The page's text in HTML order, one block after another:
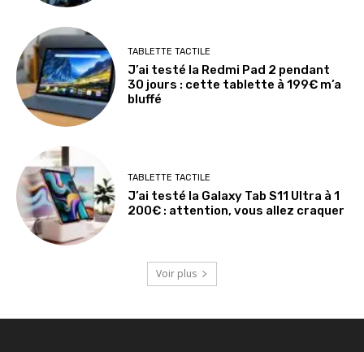
TABLETTE TACTILE
J’ai testé la Redmi Pad 2 pendant
30 jours : cette tablette à 199€ m’a
bluffé
TABLETTE TACTILE
J’ai testé la Galaxy Tab S11 Ultra à 1
200€ : attention, vous allez craquer
Voir plus